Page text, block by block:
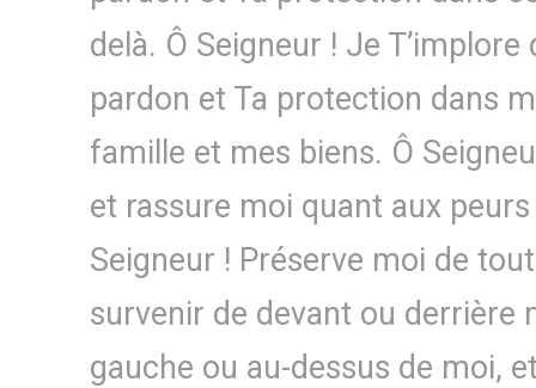
delà. Ô Seigneur ! Je T’implore
pardon et Ta protection dans
famille et mes biens. Ô
et rassure moi quant aux
Seigneur ! Préserve moi de
survenir de devant ou derrière
gauche ou au-dessus de moi,